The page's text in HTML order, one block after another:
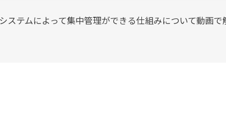
ステムによって集中管理ができる仕組みについて動画で